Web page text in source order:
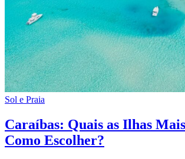
Sol e Praia
Caraíbas: Quais as Ilhas
Como Escolher?